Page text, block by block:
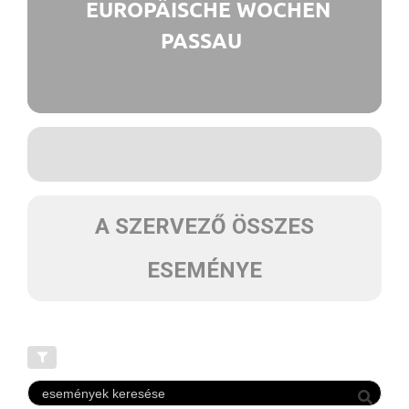
EUROPÄISCHE WOCHEN
PASSAU
A SZERVEZŐ ÖSSZES
ESEMÉNYE